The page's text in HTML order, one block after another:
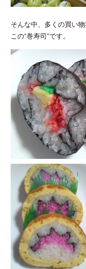
そんな中、多くの買い
この“巻寿司”です。